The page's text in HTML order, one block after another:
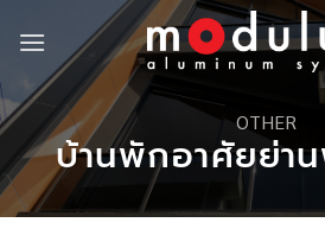
content
OTHER
บ้านพักอาศัยย่า